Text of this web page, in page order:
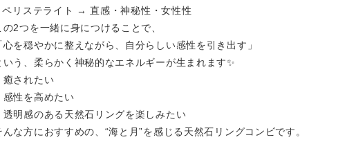
ペリステライト → 直感・神秘性・女性性
の2つを一緒に身につけることで、
心を穏やかに整えながら、自分らしい感性を引き出す」
いう、柔らかく神秘的なエネルギーが生まれます✨
癒されたい
感性を高めたい
透明感のある天然石リングを楽しみたい
んな方におすすめの、“海と月”を感じる天然石リングコンビです。